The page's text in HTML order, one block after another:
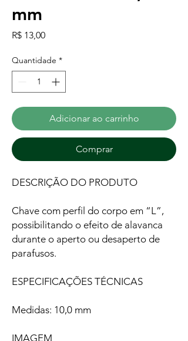
mm
R$ 13,00Preço
Quantidade *
Adicionar ao carrinho
Comprar
DESCRIÇÃO DO PRODUTO
Chave com perfil do corpo em “L”,
possibilitando o efeito de alavanca
durante o aperto ou desaperto de
parafusos.
ESPECIFICAÇÕES TÉCNICAS
Medidas: 10,0 mm
IMAGEM